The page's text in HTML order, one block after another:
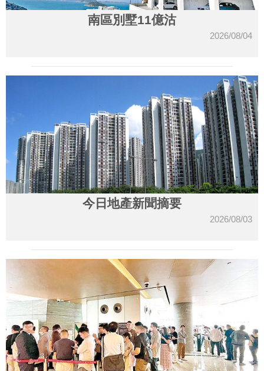
南區別墅11億沽
2026/08/04
今日地產新聞摘要
2026/08/03